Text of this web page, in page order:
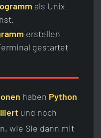
als Unix
erstellen
gestartet
haben Python
und noch
wie Sie dann mit